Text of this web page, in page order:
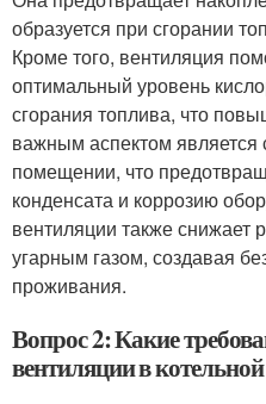
образуется при сгорании
Кроме того, вентиляция
оптимальный уровень
сгорания топлива, что
важным аспектом
помещении, что
конденсата и коррозию
вентиляции также снижает
угарным газом, создавая
проживания.
Вопрос 2: Какие
вентиляции в котельной